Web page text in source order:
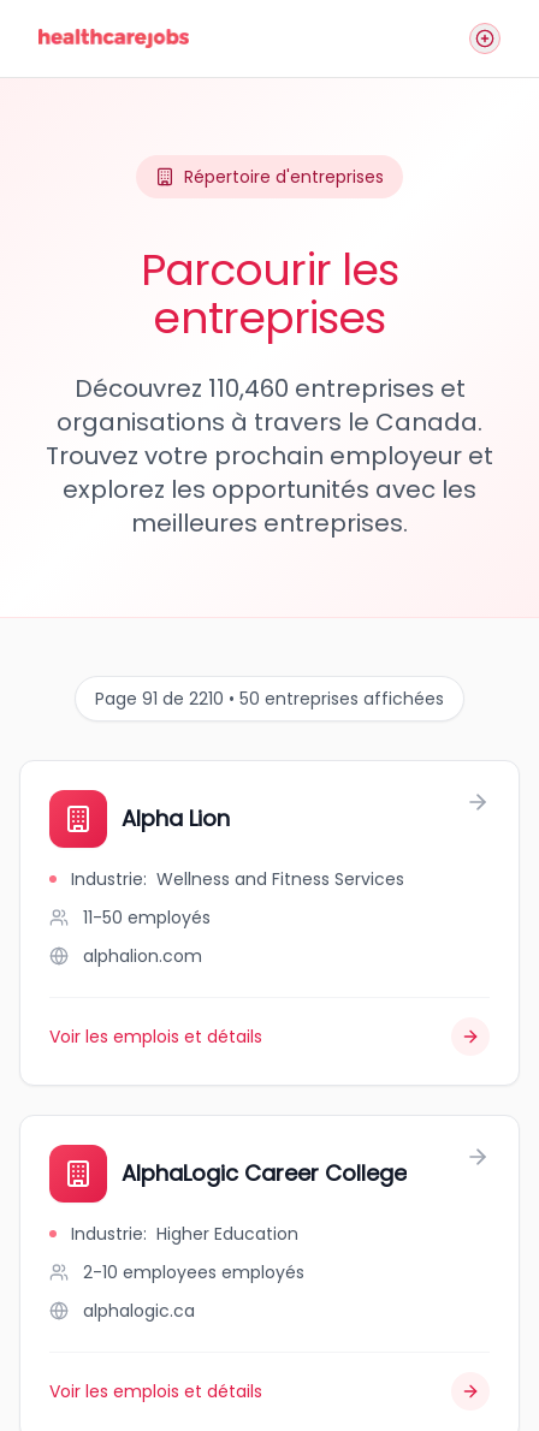
Répertoire d'entreprises
Parcourir les
entreprises
Découvrez 110,460 entreprises et
organisations à travers le Canada.
Trouvez votre prochain employeur et
explorez les opportunités avec les
meilleures entreprises.
Page 91 de 2210 • 50 entreprises affichées
Alpha Lion
Industrie: Wellness and Fitness Services
11-50 employés
alphalion.com
Voir les emplois et détails
AlphaLogic Career College
Industrie: Higher Education
2-10 employees employés
alphalogic.ca
Voir les emplois et détails